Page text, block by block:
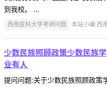
到我校。 ...
西南医科大学考研问题 本站小编 西
少数民族照顾政策少数民族
业有人
提问问题:关于少数民族照顾政